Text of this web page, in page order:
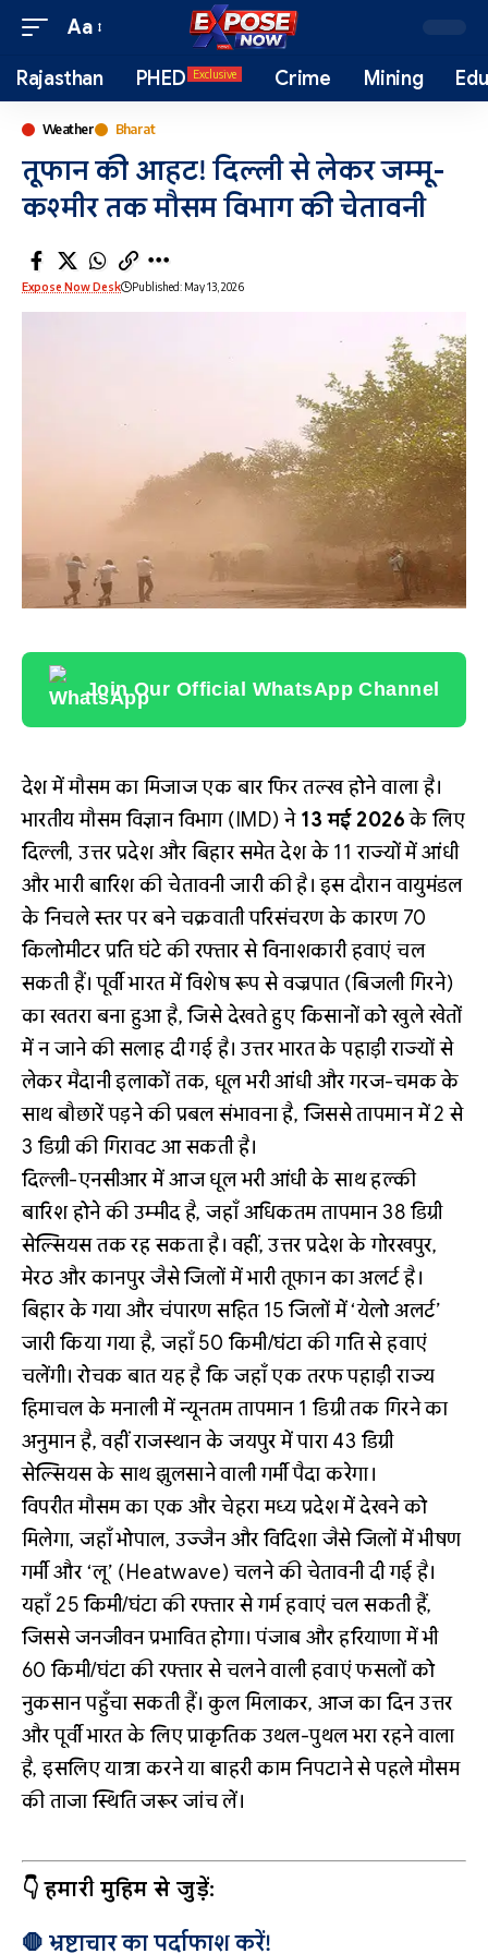
Aa
Rajasthan PHED Exclusive Crime Mining
Weather Bharat
तूफान की आहट! दिल्ली से लेकर जम्मू-
कश्मीर तक मौसम विभाग की चेतावनी
Expose Now Desk Published: May 13, 2026
Join Our Official WhatsApp Channel
देश में मौसम का मिजाज एक बार फिर तल्ख होने वाला है।
भारतीय मौसम विज्ञान विभाग (IMD) ने 13 मई 2026के लिए
दिल्ली, उत्तर प्रदेश और बिहार समेत देश के 11 राज्यों में आंधी
और भारी बारिश की चेतावनी जारी की है। इस दौरान वायुमंडल
के निचले स्तर पर बने चक्रवाती परिसंचरण के कारण 70
किलोमीटर प्रति घंटे की रफ्तार से विनाशकारी हवाएं चल
सकती हैं। पूर्वी भारत में विशेष रूप से वज्रपात (बिजली गिरने)
का खतरा बना हुआ है, जिसे देखते हुए किसानों को खुले खेतों
में न जाने की सलाह दी गई है। उत्तर भारत के पहाड़ी राज्यों से
लेकर मैदानी इलाकों तक, धूल भरी आंधी और गरज-चमक के
साथ बौछारें पड़ने की प्रबल संभावना है, जिससे तापमान में 2 से
3 डिग्री की गिरावट आ सकती है।
दिल्ली-एनसीआर में आज धूल भरी आंधी के साथ हल्की
बारिश होने की उम्मीद है, जहाँ अधिकतम तापमान 38 डिग्री
सेल्सियस तक रह सकता है। वहीं, उत्तर प्रदेश के गोरखपुर,
मेरठ और कानपुर जैसे जिलों में भारी तूफान का अलर्ट है।
बिहार के गया और चंपारण सहित 15 जिलों में ‘येलो अलर्ट’
जारी किया गया है, जहाँ 50 किमी/घंटा की गति से हवाएं
चलेंगी। रोचक बात यह है कि जहाँ एक तरफ पहाड़ी राज्य
हिमाचल के मनाली में न्यूनतम तापमान 1 डिग्री तक गिरने का
अनुमान है, वहीं राजस्थान के जयपुर में पारा 43 डिग्री
सेल्सियस के साथ झुलसाने वाली गर्मी पैदा करेगा।
विपरीत मौसम का एक और चेहरा मध्य प्रदेश में देखने को
मिलेगा, जहाँ भोपाल, उज्जैन और विदिशा जैसे जिलों में भीषण
गर्मी और ‘लू’ (Heatwave) चलने की चेतावनी दी गई है।
यहाँ 25 किमी/घंटा की रफ्तार से गर्म हवाएं चल सकती हैं,
जिससे जनजीवन प्रभावित होगा। पंजाब और हरियाणा में भी
60 किमी/घंटा की रफ्तार से चलने वाली हवाएं फसलों को
नुकसान पहुँचा सकती हैं। कुल मिलाकर, आज का दिन उत्तर
और पूर्वी भारत के लिए प्राकृतिक उथल-पुथल भरा रहने वाला
है, इसलिए यात्रा करने या बाहरी काम निपटाने से पहले मौसम
की ताजा स्थिति जरूर जांच लें।
👇 हमारी मुहिम से जुड़ें:
🛑 भ्रष्टाचार का पर्दाफाश करें!